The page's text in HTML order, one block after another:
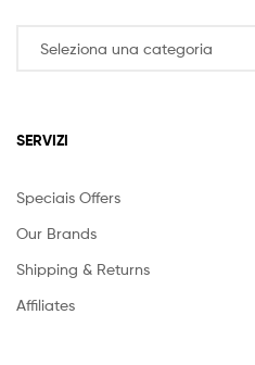
SERVIZI
Speciais Offers
Our Brands
Shipping & Returns
Affiliates